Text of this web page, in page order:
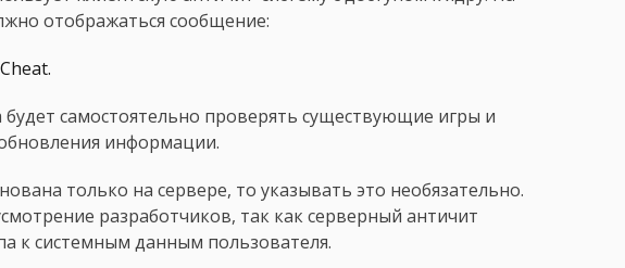
отображаться сообщение:
самостоятельно проверять существующие игры и
информации.
только на сервере, то указывать это необязательно.
разработчиков, так как серверный античит
к системным данным пользователя.